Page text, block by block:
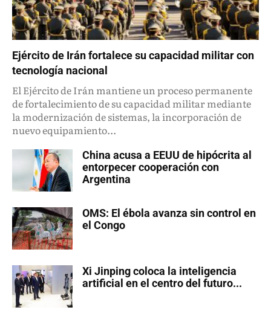
Ejército de Irán fortalece su capacidad militar con
tecnología nacional
El Ejército de Irán mantiene un proceso permanente
de fortalecimiento de su capacidad militar mediante
la modernización de sistemas, la incorporación de
nuevo equipamiento...
China acusa a EEUU de hipócrita al
entorpecer cooperación con
Argentina
OMS: El ébola avanza sin control en
el Congo
Xi Jinping coloca la inteligencia
artificial en el centro del futuro...